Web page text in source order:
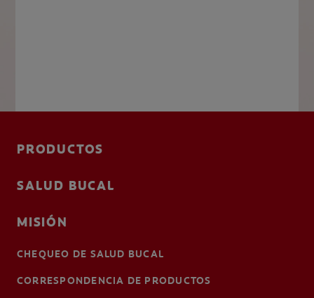
PRODUCTOS
SALUD BUCAL
MISIÓN
CHEQUEO DE SALUD BUCAL
CORRESPONDENCIA DE PRODUCTOS